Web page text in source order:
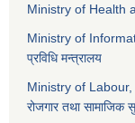
Ministry of Health
Ministry of
प्रविधि मन्त्रालय
Ministry of
रोजगार तथा सामाजिक